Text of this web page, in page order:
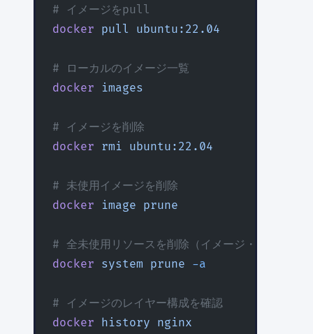
# イメージをpull
docker pull ubuntu:22.04
# ローカルのイメージ一覧
docker images
# イメージを削除
docker rmi ubuntu:22.04
# 未使用イメージを削除
docker image prune
# 全未使用リソースを削除（イメージ・コンテナ
docker system prune -a
# イメージのレイヤー構成を確認
docker history nginx